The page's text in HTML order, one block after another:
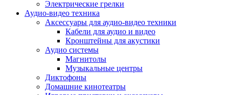
Чехлы и сумки
Другое
Фоторамки
Аксессуары
Для воздухоочистителей и
Для вытяжек
Для климатической техники
Для кофейного оборудования
Для крупной бытовой техники
Электрические грелки
Аудио-видео техника
Аксессуары для аудио-видео техники
Кабели для аудио и видео
Кронштейны для акустики
Аудио системы
Магнитолы
Музыкальные центры
Диктофоны
Домашние кинотеатры